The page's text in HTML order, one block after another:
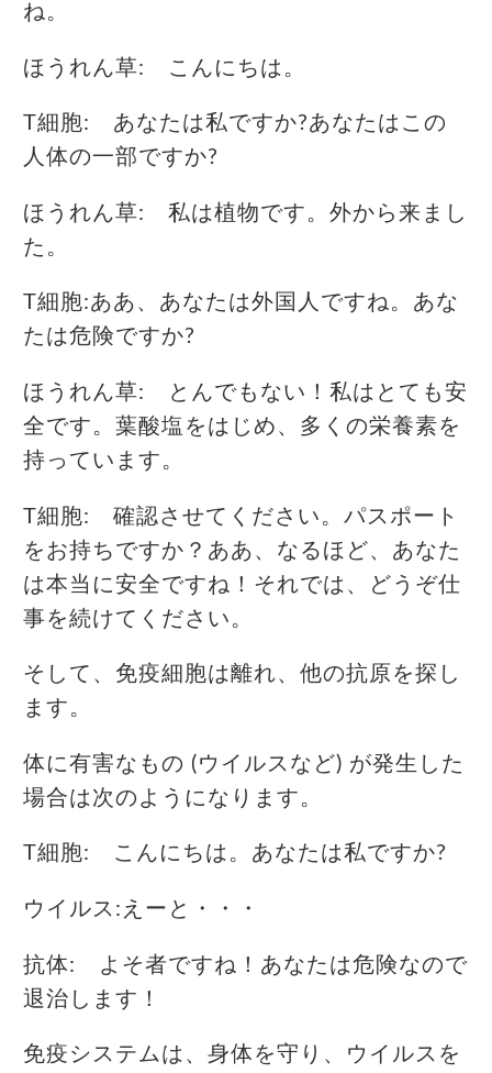
ね。
ほうれん草: こんにちは。
T細胞: あなたは私ですか?あなたはこの
人体の一部ですか?
ほうれん草: 私は植物です。外から来まし
た。
T細胞:ああ、あなたは外国人ですね。あな
たは危険ですか?
ほうれん草: とんでもない！私はとても安
全です。葉酸塩をはじめ、多くの栄養素を
持っています。
T細胞: 確認させてください。パスポート
をお持ちですか？ああ、なるほど、あなた
は本当に安全ですね！それでは、どうぞ仕
事を続けてください。
そして、免疫細胞は離れ、他の抗原を探し
ます。
体に有害なもの (ウイルスなど) が発生した
場合は次のようになります。
T細胞: こんにちは。あなたは私ですか?
ウイルス:えーと・・・
抗体: よそ者ですね！あなたは危険なので
退治します！
免疫システムは、身体を守り、ウイルスを